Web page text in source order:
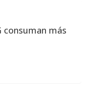
consuman más